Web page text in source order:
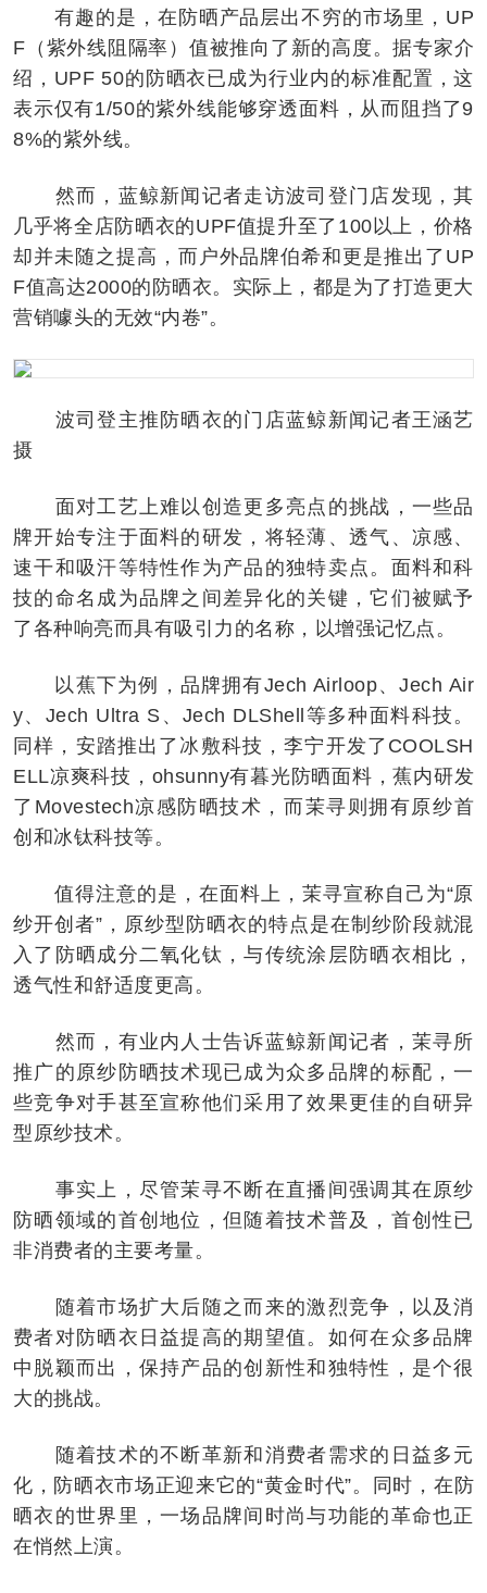
有趣的是，在防晒产品层出不穷的市场里，UP
F（紫外线阻隔率）值被推向了新的高度。据专家介
绍，UPF 50的防晒衣已成为行业内的标准配置，这
表示仅有1/50的紫外线能够穿透面料，从而阻挡了9
8%的紫外线。
然而，蓝鲸新闻记者走访波司登门店发现，其
几乎将全店防晒衣的UPF值提升至了100以上，价格
却并未随之提高，而户外品牌伯希和更是推出了UP
F值高达2000的防晒衣。实际上，都是为了打造更大
营销噱头的无效“内卷”。
波司登主推防晒衣的门店蓝鲸新闻记者王涵艺
摄
面对工艺上难以创造更多亮点的挑战，一些品
牌开始专注于面料的研发，将轻薄、透气、凉感、
速干和吸汗等特性作为产品的独特卖点。面料和科
技的命名成为品牌之间差异化的关键，它们被赋予
了各种响亮而具有吸引力的名称，以增强记忆点。
以蕉下为例，品牌拥有Jech Airloop、Jech Air
y、Jech Ultra S、Jech DLShell等多种面料科技。
同样，安踏推出了冰敷科技，李宁开发了COOLSH
ELL凉爽科技，ohsunny有暮光防晒面料，蕉内研发
了Movestech凉感防晒技术，而茉寻则拥有原纱首
创和冰钛科技等。
值得注意的是，在面料上，茉寻宣称自己为“原
纱开创者”，原纱型防晒衣的特点是在制纱阶段就混
入了防晒成分二氧化钛，与传统涂层防晒衣相比，
透气性和舒适度更高。
然而，有业内人士告诉蓝鲸新闻记者，茉寻所
推广的原纱防晒技术现已成为众多品牌的标配，一
些竞争对手甚至宣称他们采用了效果更佳的自研异
型原纱技术。
事实上，尽管茉寻不断在直播间强调其在原纱
防晒领域的首创地位，但随着技术普及，首创性已
非消费者的主要考量。
随着市场扩大后随之而来的激烈竞争，以及消
费者对防晒衣日益提高的期望值。如何在众多品牌
中脱颖而出，保持产品的创新性和独特性，是个很
大的挑战。
随着技术的不断革新和消费者需求的日益多元
化，防晒衣市场正迎来它的“黄金时代”。同时，在防
晒衣的世界里，一场品牌间时尚与功能的革命也正
在悄然上演。